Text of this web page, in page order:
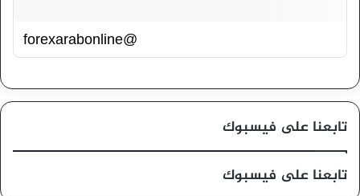
@forexarabonline
تابعنا على فيسبوك
تابعنا على فيسبوك